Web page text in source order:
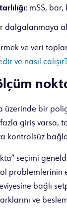
: mSS, bar,
dalgalanmaya
ve veri
ve nasıl
üzerinde bir
giriş varsa,
kontrolsüz
seçimi
problemlerinin
bağlı
ve